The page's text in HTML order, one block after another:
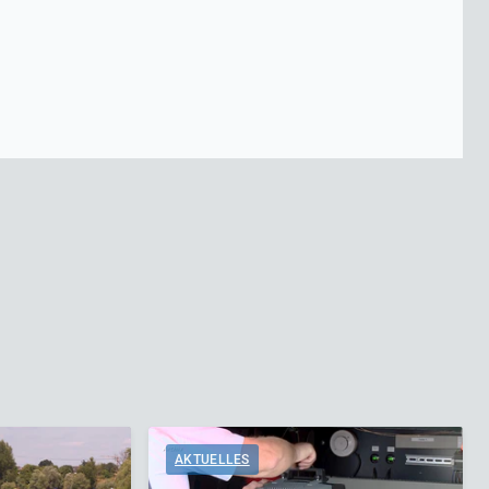
AKTUELLES